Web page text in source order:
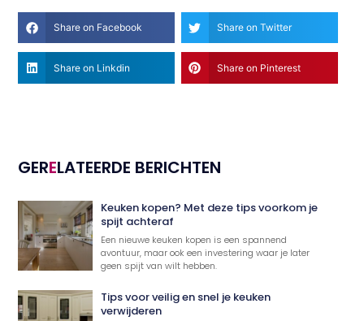
Share on Facebook Share on Twitter
Share on Linkdin Share on Pinterest
GERELATEERDE BERICHTEN
Keuken kopen? Met deze tips voorkom je
spijt achteraf
Een nieuwe keuken kopen is een spannend
avontuur, maar ook een investering waar je later
geen spijt van wilt hebben.
Tips voor veilig en snel je keuken
verwijderen